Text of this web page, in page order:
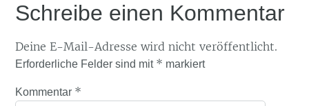
Schreibe einen Kommentar
Deine E-Mail-Adresse wird nicht veröffentlicht.
Erforderliche Felder sind mit * markiert
Kommentar *